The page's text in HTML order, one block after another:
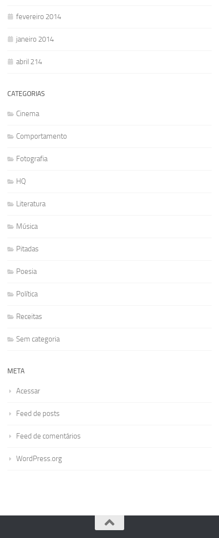
fevereiro 2014
janeiro 2014
abril 214
CATEGORIAS
Cinema
Comportamento
Fotografia
HQ
Literatura
Música
Pitadas
Poesia
Política
Receitas
Sem categoria
META
Acessar
Feed de posts
Feed de comentários
WordPress.org